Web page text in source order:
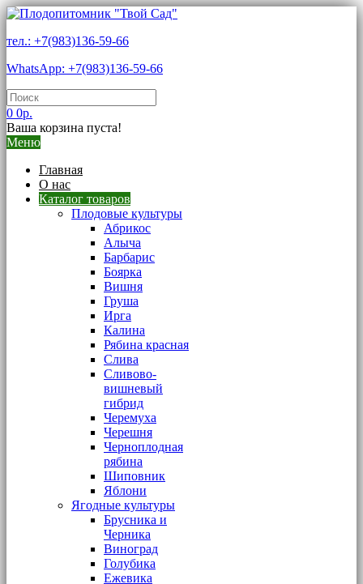
тел.: +7(983)136-59-66
WhatsApp: +7(983)136-59-66
0 0р.
Ваша корзина пуста!
Меню
Главная
О нас
Каталог товаров
Плодовые культуры
Абрикос
Алыча
Барбарис
Боярка
Вишня
Груша
Ирга
Калина
Рябина красная
Слива
Сливово-
вишневый
гибрид
Черемуха
Черешня
Черноплодная
рябина
Шиповник
Яблони
Ягодные культуры
Брусника и
Черника
Виноград
Голубика
Ежевика